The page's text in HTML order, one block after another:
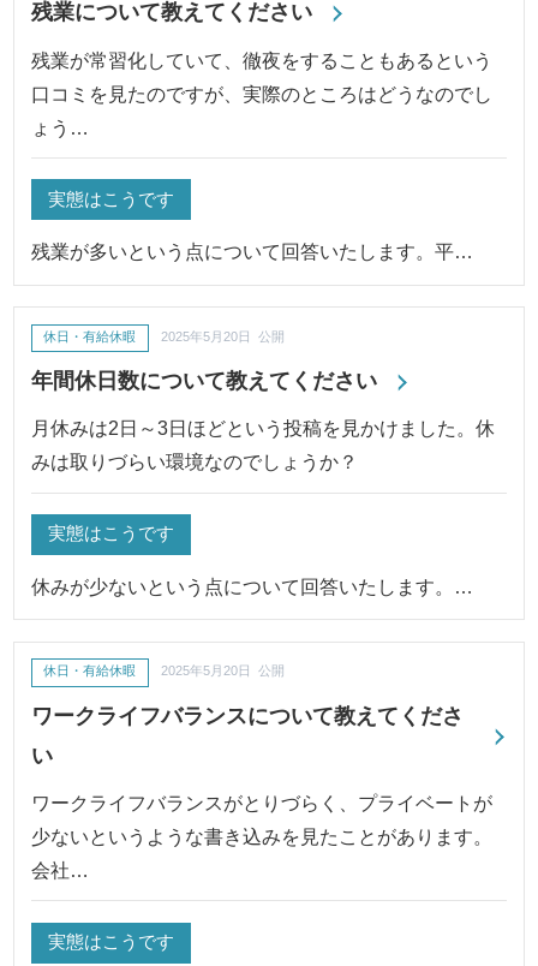
残業について教えてください
残業が常習化していて、徹夜をすることもあるという
口コミを見たのですが、実際のところはどうなのでし
ょう…
実態はこうです
残業が多いという点について回答いたします。平…
年間休日数について教えてください
休日・有給休暇 2025年5月20日 公開
月休みは2日～3日ほどという投稿を見かけました。休
みは取りづらい環境なのでしょうか？
実態はこうです
休みが少ないという点について回答いたします。…
ワークライフバランスについて教えてくださ
い
休日・有給休暇 2025年5月20日 公開
ワークライフバランスがとりづらく、プライベートが
少ないというような書き込みを見たことがあります。
会社…
実態はこうです